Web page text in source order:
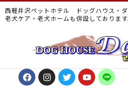
西軽井沢ペットホテル ドッグハウス・
老犬ケア・老犬ホームも併設しております